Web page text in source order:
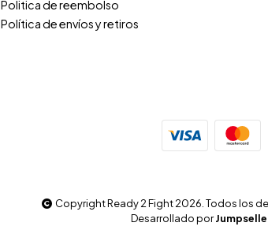
Politica de reembolso
Política de envíos y retiros
Copyright Ready 2 Fight 2026. Todos los
Desarrollado por